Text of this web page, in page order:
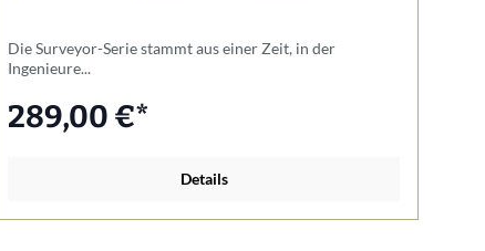
Die Surveyor-Serie stammt aus einer Zeit, in der
Ingenieure...
289,00 €*
Details